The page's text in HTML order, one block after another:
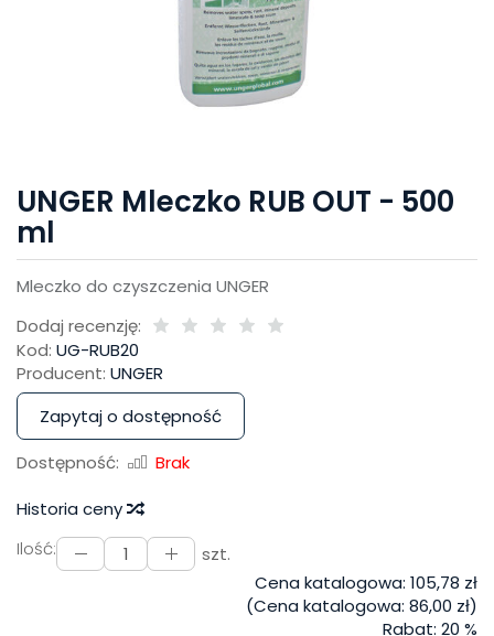
UNGER Mleczko RUB OUT - 500
ml
Mleczko do czyszczenia UNGER
Dodaj recenzję:
Kod: UG-RUB20
Producent: UNGER
Zapytaj o dostępność
Dostępność:
Brak
Historia ceny
Ilość:
szt.
Cena katalogowa: 105,78 zł
(Cena katalogowa: 86,00 zł)
Rabat: 20 %